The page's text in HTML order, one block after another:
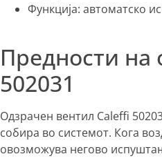
Функција: автоматско
Предности на
502031
Одзрачен вентил Caleffi
собира во системот. Кога
овозможува негово